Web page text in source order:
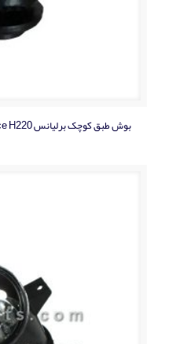
بوش طبق کوچک برلیانس Brilliance H220